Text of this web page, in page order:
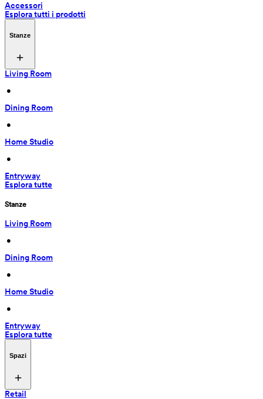
Accessori
Esplora tutti i prodotti
Stanze
Living Room
•
Dining Room
•
Home Studio
•
Entryway
Esplora tutte
Stanze
Living Room
•
Dining Room
•
Home Studio
•
Entryway
Esplora tutte
Spazi
Retail